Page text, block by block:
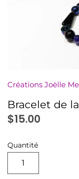
Créations Joëlle
Bracelet de
$15.00
Quantité
Minis à l'unité
PDF
Pochettes
Sachets